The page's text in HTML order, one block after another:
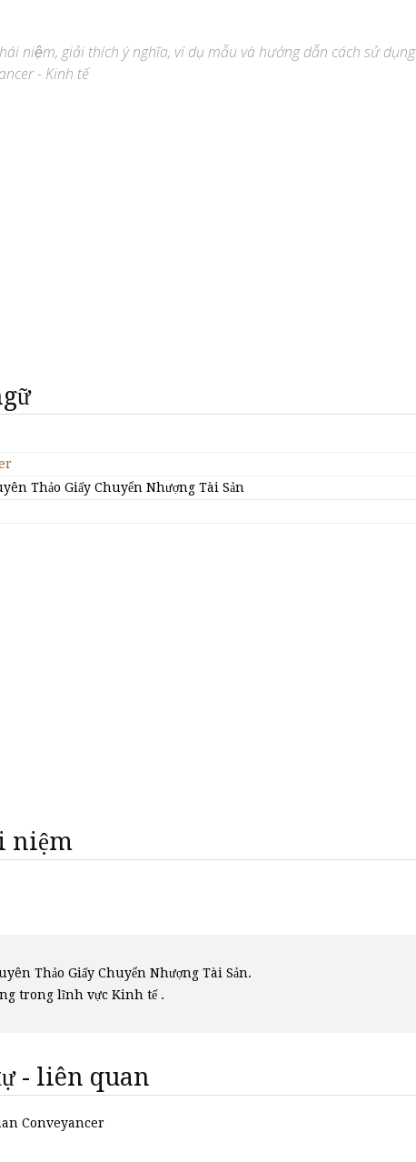
niệm, giải thích ý nghĩa, ví dụ mẫu và hướng dẫn cách sử dụng
- Kinh tế
Thảo Giấy Chuyển Nhượng Tài Sản
niệm
Thảo Giấy Chuyển Nhượng Tài Sản.
trong lĩnh vực Kinh tế .
- liên quan
Conveyancer